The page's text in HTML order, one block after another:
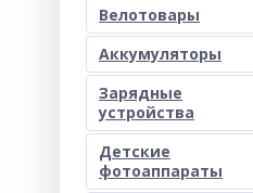
Велотовары
Аккумуляторы
Зарядные
устройства
Детские
фотоаппараты